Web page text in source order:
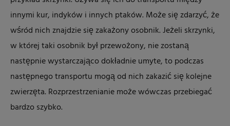
innymi kur, indyków i innych ptaków. Może się zdarzyć, że
wśród nich znajdzie się zakażony osobnik. Jeżeli skrzynki,
w której taki osobnik był przewożony, nie zostaną
następnie wystarczająco dokładnie umyte, to podczas
następnego transportu mogą od nich zakazić się kolejne
zwierzęta. Rozprzestrzenianie może wówczas przebiegać
bardzo szybko.